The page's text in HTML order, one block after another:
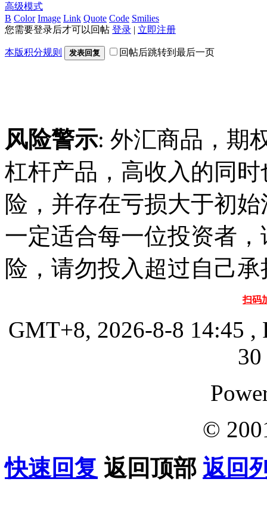
高级模式
B Color Image Link Quote Code Smilies
您需要登录后才可以回帖 登录 | 立即注册
本版积分规则 发表回复 回帖后跳转到最后一页
风险警示: 外汇商品，期
杠杆产品，高收入的同
险，并存在亏损大于初
一定适合每一位投资者
险，请勿投入超过自己
扫码
GMT+8, 2026-8-8 14:45 ,
30
©
快速回复 返回顶部 返回